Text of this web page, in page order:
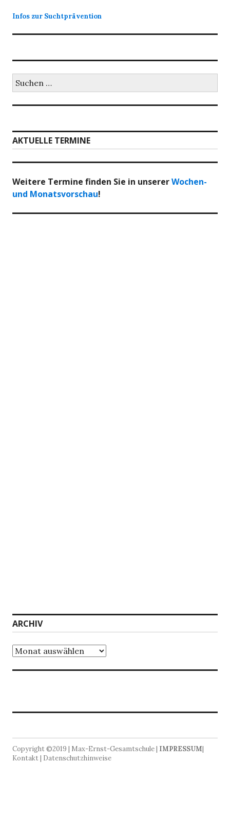
Infos zur Suchtprävention
nach:
AKTUELLE TERMINE
Weitere Termine finden Sie in unsererWochen-
und Monatsvorschau!
ARCHIV
Archiv
Copyright ©2019 | Max-Ernst-Gesamtschule | IMPRESSUM|
Kontakt | Datenschutzhinweise